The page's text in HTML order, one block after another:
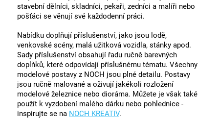
stavební dělníci, skladníci, pekaři, zedníci a malíři nebo
pošťáci se věnují své každodenní práci.
Nabídku doplňují příslušenství, jako jsou lodě,
venkovské scény, malá užitková vozidla, stánky apod.
Sady příslušenství obsahují řadu ručně barevných
doplňků, které odpovídají příslušnému tématu. Všechny
modelové postavy z NOCH jsou plné detailu. Postavy
jsou ručně malované a oživují jakékoli rozložení
modelové železnice nebo dioráma. Můžete je však také
použít k vyzdobení malého dárku nebo pohlednice -
inspirujte se na NOCH KREATIV.